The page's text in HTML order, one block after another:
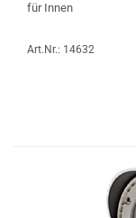
für Innen
Art.Nr.: 14632